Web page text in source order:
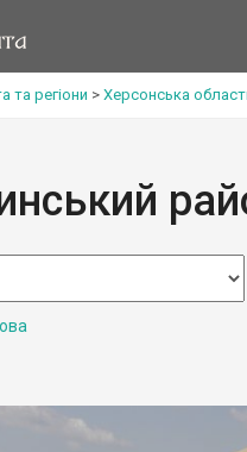
та регіони > Херсонська